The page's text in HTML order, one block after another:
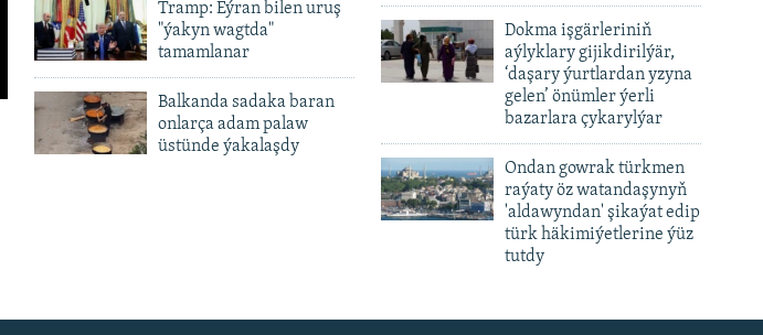
Tramp: Eýran bilen uruş
"ýakyn wagtda"
tamamlanar
Balkanda sadaka baran
onlarça adam palaw
üstünde ýakalaşdy
Dokma işgärleriniň
aýlyklary gijikdirilýär,
‘daşary ýurtlardan yzyna
gelen’ önümler ýerli
bazarlara çykarylýar
Ondan gowrak türkmen
raýaty öz watandaşynyň
'aldawyndan' şikaýat edip
türk häkimiýetlerine ýüz
tutdy